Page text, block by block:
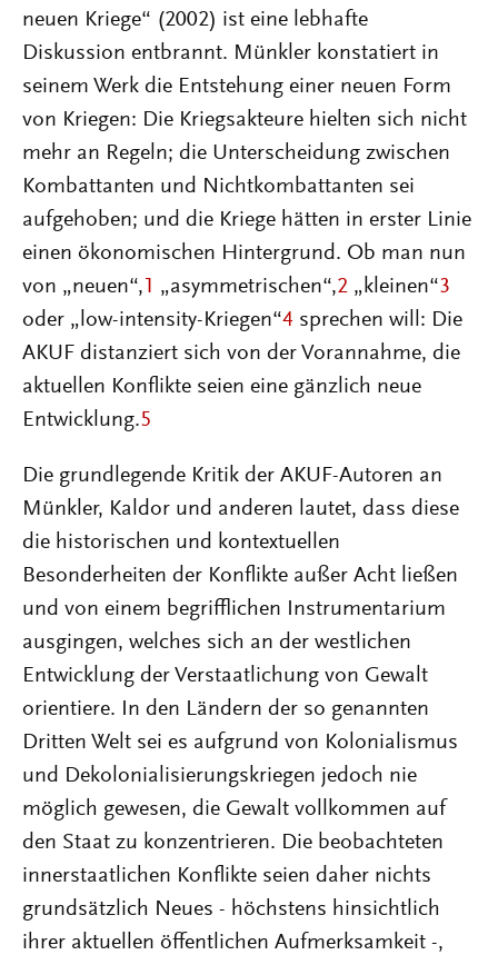
neuen Kriege“ (2002) ist eine lebhafte
Diskussion entbrannt. Münkler konstatiert in
seinem Werk die Entstehung einer neuen Form
von Kriegen: Die Kriegsakteure hielten sich nicht
mehr an Regeln; die Unterscheidung zwischen
Kombattanten und Nichtkombattanten sei
aufgehoben; und die Kriege hätten in erster Linie
einen ökonomischen Hintergrund. Ob man nun
von „neuen“,1 „asymmetrischen“,2 „kleinen“3
oder „low-intensity-Kriegen“4 sprechen will: Die
AKUF distanziert sich von der Vorannahme, die
aktuellen Konflikte seien eine gänzlich neue
Entwicklung.5
Die grundlegende Kritik der AKUF-Autoren an
Münkler, Kaldor und anderen lautet, dass diese
die historischen und kontextuellen
Besonderheiten der Konflikte außer Acht ließen
und von einem begrifflichen Instrumentarium
ausgingen, welches sich an der westlichen
Entwicklung der Verstaatlichung von Gewalt
orientiere. In den Ländern der so genannten
Dritten Welt sei es aufgrund von Kolonialismus
und Dekolonialisierungskriegen jedoch nie
möglich gewesen, die Gewalt vollkommen auf
den Staat zu konzentrieren. Die beobachteten
innerstaatlichen Konflikte seien daher nichts
grundsätzlich Neues - höchstens hinsichtlich
ihrer aktuellen öffentlichen Aufmerksamkeit -,